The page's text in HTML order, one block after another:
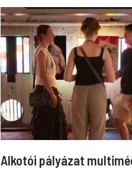
Alkotói pályázat